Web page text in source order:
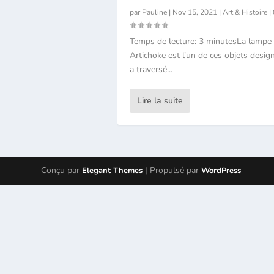
par Pauline | Nov 15, 2021 | Art & Histoire |
Temps de lecture: 3 minutesLa lampe
Artichoke est l’un de ces objets
a traversé...
Lire la suite
Conçu par Elegant Themes | Propulsé parWordPress